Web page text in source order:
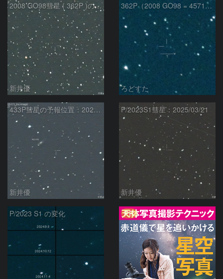
2008 GO98彗星 ( 362P )の予報位置：2025/09/25
新井優
362P（2008 GO98 = 457175）
ろどすた
433P彗星の予報位置：2025/05/04
新井優
P/2023S1彗星：2025/03/21
新井優
P/2023 S1 の変化 PR